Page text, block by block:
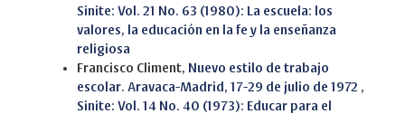
Sinite: Vol. 21 No. 63 (1980): La escuela: los
valores, la educación en la fe y la enseñanza
religiosa
Francisco Climent, Nuevo estilo de trabajo
escolar. Aravaca-Madrid, 17-29 de julio de 1972 ,
Sinite: Vol. 14 No. 40 (1973): Educar para el